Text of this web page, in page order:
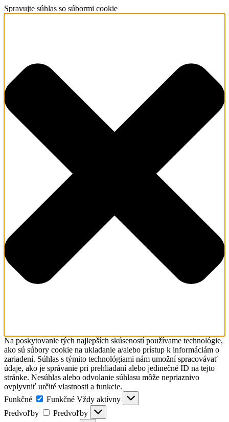
Spravujte súhlas so súbormi cookie
Na poskytovanie tých najlepších skúseností používame technológie,
ako sú súbory cookie na ukladanie a/alebo prístup k informáciám o
zariadení. Súhlas s týmito technológiami nám umožní spracovávať
údaje, ako je správanie pri prehliadaní alebo jedinečné ID na tejto
stránke. Nesúhlas alebo odvolanie súhlasu môže nepriaznivo
ovplyvniť určité vlastnosti a funkcie.
Funkčné
Funkčné Vždy aktívny
Predvoľby
Predvoľby